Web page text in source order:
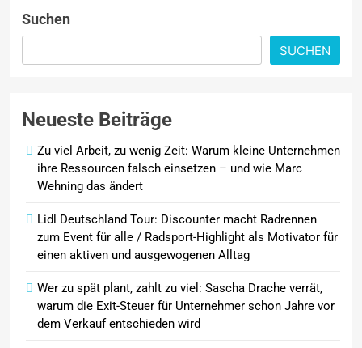
die JP Consulting GmbH keine
Leads mehr verteilt
Mülleimer-Erfrischer auf den
Markt und bietet ab sofort eine
effektive Lösung gegen
unangenehme Mülleimergerüche
Suchen
SUCHEN
Neueste Beiträge
Zu viel Arbeit, zu wenig Zeit: Warum kleine Unternehmen
ihre Ressourcen falsch einsetzen – und wie Marc
Wehning das ändert
Lidl Deutschland Tour: Discounter macht Radrennen
zum Event für alle / Radsport-Highlight als Motivator für
einen aktiven und ausgewogenen Alltag
Wer zu spät plant, zahlt zu viel: Sascha Drache verrät,
warum die Exit-Steuer für Unternehmer schon Jahre vor
dem Verkauf entschieden wird